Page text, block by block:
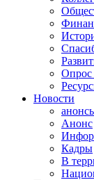
Опрос
Новости
Анонс
Кадры
В